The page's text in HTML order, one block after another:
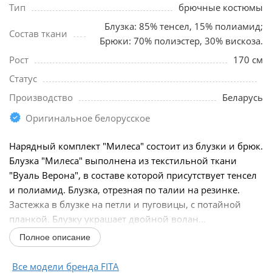
Тип
брючные костюмы
Состав ткани
Блузка: 85% тенсел, 15% полиамид;
Брюки: 70% полиэстер, 30% вискоза.
Рост
170 см
Статус
Производство
Беларусь
Оригинальное белорусское
Нарядный комплект "Милеса" состоит из блузки и брюк.
Блузка "Милеса" выполнена из текстильной ткани
"Вуаль Верона", в составе которой присутствует тенсел
и полиамид. Блузка, отрезная по талии на резинке.
Застежка в блузке на петли и пуговицы, с потайной
планкой. Блузку украшает двойной волан...
Полное описание
Все модели бренда FITA